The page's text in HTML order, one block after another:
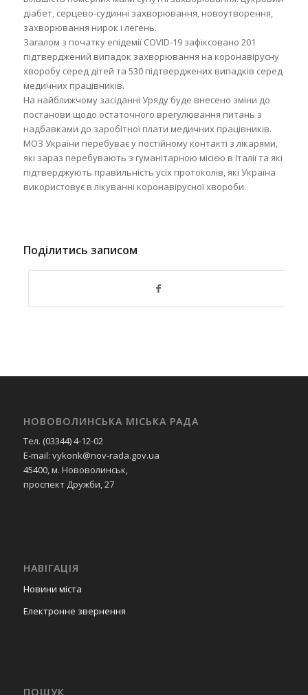
діабет, серцево-судинні захворювання, новоутворення,
захворювання нирок і легень.
Загалом з початку епідемії COVID-19 зафіксовано 201
підтверджений випадок захворювання на коронавірусну
хворобу серед дітей та 530 підтверджених випадків серед
медичних працівників.
На найближчому засіданні Уряду буде внесено зміни до
постанови щодо остаточного врегулювання питань з
надбавками до заробітної плати медичних працівників.
МОЗ України перебуває у постійному контакті з лікарями,
які зараз перебувають з гуманітарною місією в Італії та які
підтверджують правильність усіх протоколів, які Україна
використовує в лікуванні коронавірусної хвороби.
Поділитись записом
НОВОВОЛИНСЬКА МІСЬКА РАДА
Тел. (03344) 4-12-02
E-mail: vykonk@nov-rada.gov.ua
45400, м. Нововолинськ,
проспект Дружби, 27
НАВІГАЦІЯ
Новини міста
Електронне звернення
ПОШУК